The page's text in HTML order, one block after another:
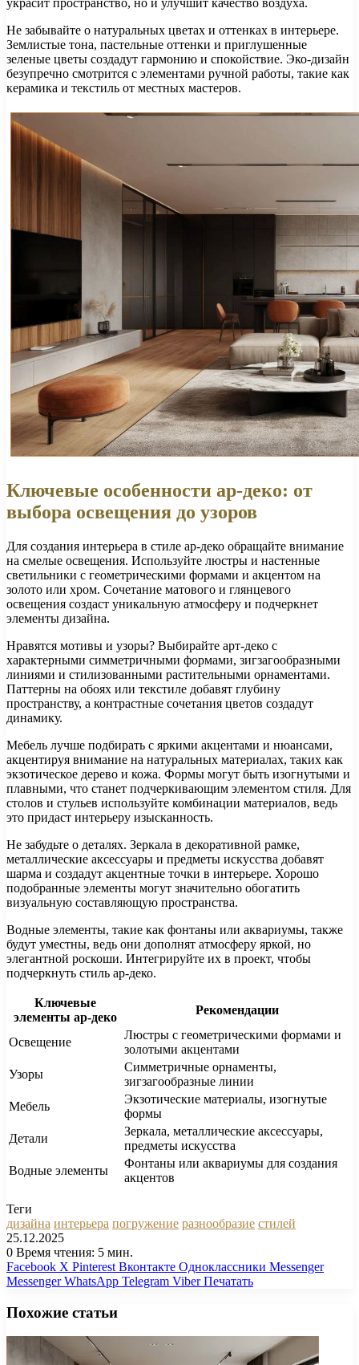
украсит пространство, но и улучшит качество воздуха.
Не забывайте о натуральных цветах и оттенках в интерьере.
Землистые тона, пастельные оттенки и приглушенные
зеленые цветы создадут гармонию и спокойствие. Эко-дизайн
безупречно смотрится с элементами ручной работы, такие как
керамика и текстиль от местных мастеров.
Ключевые особенности ар-деко: от
выбора освещения до узоров
Для создания интерьера в стиле ар-деко обращайте внимание
на смелые освещения. Используйте люстры и настенные
светильники с геометрическими формами и акцентом на
золото или хром. Сочетание матового и глянцевого
освещения создаст уникальную атмосферу и подчеркнет
элементы дизайна.
Нравятся мотивы и узоры? Выбирайте арт-деко с
характерными симметричными формами, зигзагообразными
линиями и стилизованными растительными орнаментами.
Паттерны на обоях или текстиле добавят глубину
пространству, а контрастные сочетания цветов создадут
динамику.
Мебель лучше подбирать с яркими акцентами и нюансами,
акцентируя внимание на натуральных материалах, таких как
экзотическое дерево и кожа. Формы могут быть изогнутыми и
плавными, что станет подчеркивающим элементом стиля. Для
столов и стульев используйте комбинации материалов, ведь
это придаст интерьеру изысканность.
Не забудьте о деталях. Зеркала в декоративной рамке,
металлические аксессуары и предметы искусства добавят
шарма и создадут акцентные точки в интерьере. Хорошо
подобранные элементы могут значительно обогатить
визуальную составляющую пространства.
Водные элементы, такие как фонтаны или аквариумы, также
будут уместны, ведь они дополнят атмосферу яркой, но
элегантной роскоши. Интегрируйте их в проект, чтобы
подчеркнуть стиль ар-деко.
Ключевые
элементы ар-деко
Рекомендации
Освещение
Люстры с геометрическими формами и
золотыми акцентами
Узоры
Симметричные орнаменты,
зигзагообразные линии
Мебель
Экзотические материалы, изогнутые
формы
Детали
Зеркала, металлические аксессуары,
предметы искусства
Водные элементы
Фонтаны или аквариумы для создания
акцентов
Теги
дизайна интерьера погружение разнообразие стилей
25.12.2025
0 Время чтения: 5 мин.
Facebook X Pinterest Вконтакте Одноклассники Messenger
Messenger WhatsApp Telegram Viber Печатать
Похожие статьи